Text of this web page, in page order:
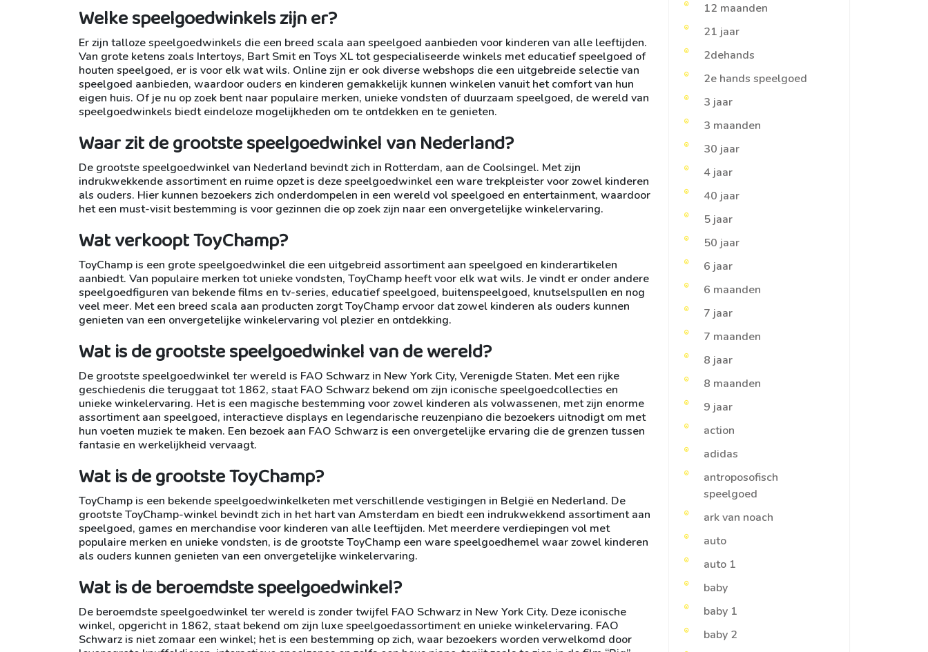
Welke speelgoedwinkels zijn er?
Er zijn talloze speelgoedwinkels die een breed scala aan speelgoed aanbieden voor kinderen van alle leeftijden.
Van grote ketens zoals Intertoys, Bart Smit en Toys XL tot gespecialiseerde winkels met educatief speelgoed of
houten speelgoed, er is voor elk wat wils. Online zijn er ook diverse webshops die een uitgebreide selectie van
speelgoed aanbieden, waardoor ouders en kinderen gemakkelijk kunnen winkelen vanuit het comfort van hun
eigen huis. Of je nu op zoek bent naar populaire merken, unieke vondsten of duurzaam speelgoed, de wereld van
speelgoedwinkels biedt eindeloze mogelijkheden om te ontdekken en te genieten.
Waar zit de grootste speelgoedwinkel van Nederland?
De grootste speelgoedwinkel van Nederland bevindt zich in Rotterdam, aan de Coolsingel. Met zijn
indrukwekkende assortiment en ruime opzet is deze speelgoedwinkel een ware trekpleister voor zowel kinderen
als ouders. Hier kunnen bezoekers zich onderdompelen in een wereld vol speelgoed en entertainment, waardoor
het een must-visit bestemming is voor gezinnen die op zoek zijn naar een onvergetelijke winkelervaring.
Wat verkoopt ToyChamp?
ToyChamp is een grote speelgoedwinkel die een uitgebreid assortiment aan speelgoed en kinderartikelen
aanbiedt. Van populaire merken tot unieke vondsten, ToyChamp heeft voor elk wat wils. Je vindt er onder andere
speelgoedfiguren van bekende films en tv-series, educatief speelgoed, buitenspeelgoed, knutselspullen en nog
veel meer. Met een breed scala aan producten zorgt ToyChamp ervoor dat zowel kinderen als ouders kunnen
genieten van een onvergetelijke winkelervaring vol plezier en ontdekking.
Wat is de grootste speelgoedwinkel van de wereld?
De grootste speelgoedwinkel ter wereld is FAO Schwarz in New York City, Verenigde Staten. Met een rijke
geschiedenis die teruggaat tot 1862, staat FAO Schwarz bekend om zijn iconische speelgoedcollecties en
unieke winkelervaring. Het is een magische bestemming voor zowel kinderen als volwassenen, met zijn enorme
assortiment aan speelgoed, interactieve displays en legendarische reuzenpiano die bezoekers uitnodigt om met
hun voeten muziek te maken. Een bezoek aan FAO Schwarz is een onvergetelijke ervaring die de grenzen tussen
fantasie en werkelijkheid vervaagt.
Wat is de grootste ToyChamp?
ToyChamp is een bekende speelgoedwinkelketen met verschillende vestigingen in België en Nederland. De
grootste ToyChamp-winkel bevindt zich in het hart van Amsterdam en biedt een indrukwekkend assortiment aan
speelgoed, games en merchandise voor kinderen van alle leeftijden. Met meerdere verdiepingen vol met
populaire merken en unieke vondsten, is de grootste ToyChamp een ware speelgoedhemel waar zowel kinderen
als ouders kunnen genieten van een onvergetelijke winkelervaring.
Wat is de beroemdste speelgoedwinkel?
De beroemdste speelgoedwinkel ter wereld is zonder twijfel FAO Schwarz in New York City. Deze iconische
winkel, opgericht in 1862, staat bekend om zijn luxe speelgoedassortiment en unieke winkelervaring. FAO
Schwarz is niet zomaar een winkel; het is een bestemming op zich, waar bezoekers worden verwelkomd door
12 maanden
21 jaar
2dehands
2e hands speelgoed
3 jaar
3 maanden
30 jaar
4 jaar
40 jaar
5 jaar
50 jaar
6 jaar
6 maanden
7 jaar
7 maanden
8 jaar
8 maanden
9 jaar
action
adidas
antroposofisch
speelgoed
ark van noach
auto
auto 1
baby
baby 1
baby 2